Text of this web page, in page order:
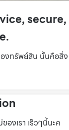
งทรัพย์สิน นั้นคือสิ่ง
องเรา เร็วๆนี้นะค